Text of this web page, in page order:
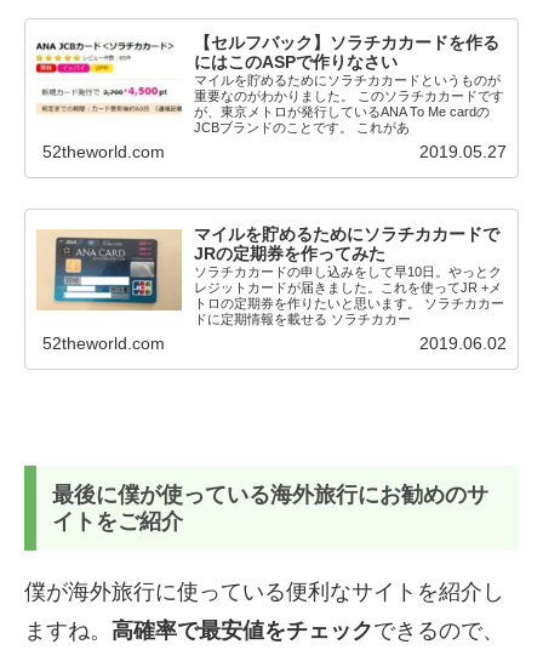
【セルフバック】ソラチカカードを作る
にはこのASPで作りなさい
マイルを貯めるためにソラチカカードというものが
重要なのがわかりました。 このソラチカカードです
が、東京メトロが発行しているANA To Me cardの
JCBブランドのことです。 これがあ
52theworld.com 2019.05.27
マイルを貯めるためにソラチカカードで
JRの定期券を作ってみた
ソラチカカードの申し込みをして早10日。やっとク
レジットカードが届きました。これを使ってJR +メ
トロの定期券を作りたいと思います。 ソラチカカー
ドに定期情報を載せる ソラチカカー
52theworld.com 2019.06.02
最後に僕が使っている海外旅行にお勧めのサ
イトをご紹介
僕が海外旅行に使っている便利なサイトを紹介し
ますね。 高確率で最安値をチェックできるので、